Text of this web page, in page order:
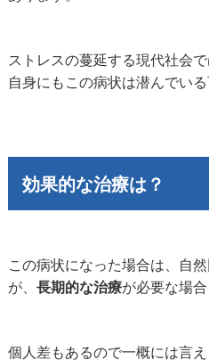
ストレスの蔓延する現代社会
自身にもこの病状は潜んでいる
効果的な治療は？
この病状になった場合は、自
が、 長期的な治療が必要な場合
個人差もあるので一概には言